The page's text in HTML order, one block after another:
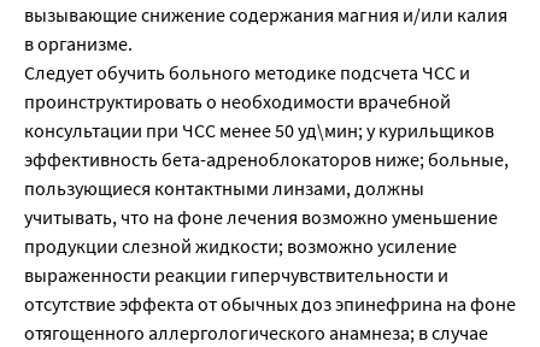
вызывающие снижение содержания магния и/или калия
в организме.
Следует обучить больного методике подсчета ЧСС и
проинструктировать о необходимости врачебной
консультации при ЧСС менее 50 уд\мин; у курильщиков
эффективность бета-адреноблокаторов ниже; больные,
пользующиеся контактными линзами, должны
учитывать, что на фоне лечения возможно уменьшение
продукции слезной жидкости; возможно усиление
выраженности реакции гиперчувствительности и
отсутствие эффекта от обычных доз эпинефрина на фоне
отягощенного аллергологического анамнеза; в случае